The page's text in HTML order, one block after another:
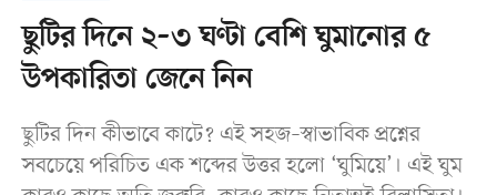
ছুটির দিনে ২–৩ ঘণ্টা বেশি ঘুমানোর ৫
উপকারিতা জেনে নিন
ছুটির দিন কীভাবে কাটে? এই সহজ–স্বাভাবিক প্রশ্নের
সবচেয়ে পরিচিত এক শব্দের উত্তর হলো ‘ঘুমিয়ে’। এই ঘুম